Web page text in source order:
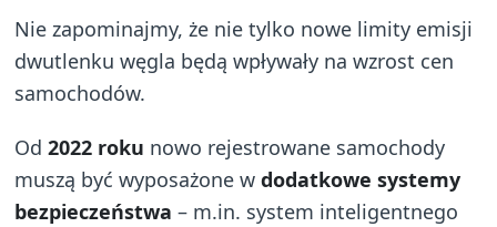
Nie zapominajmy, że nie tylko nowe limity emisji
dwutlenku węgla będą wpływały na wzrost cen
samochodów.
Od2022 roku nowo rejestrowane samochody
muszą być wyposażone wdodatkowe systemy
bezpieczeństwa – m.in. system inteligentnego